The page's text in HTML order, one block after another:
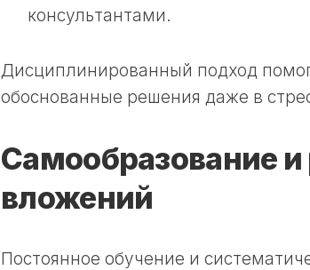
консультантами.
Дисциплинированный подход
обоснованные решения даже в
Самообразование и
вложений
Постоянное обучение и